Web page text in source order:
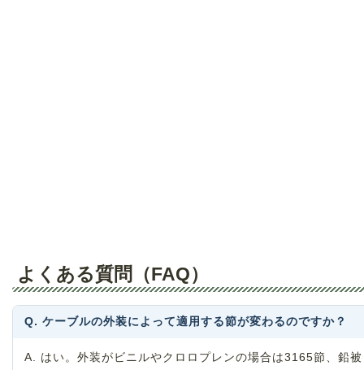
よくある質問（FAQ）
Q. ケーブルの外装によって適用する節が変わるのですか？
A. はい。外装がビニルやクロロプレンの場合は3165節、鉛被